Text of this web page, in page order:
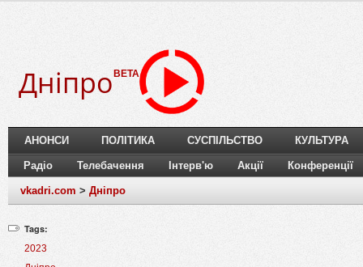
Дніпро BETA
АНОНСИ ПОЛІТИКА СУСПІЛЬСТВО КУЛЬТУРА
Радіо Телебачення Інтерв'ю Акції Конференції
vkadri.com > Дніпро
Tags:
2023